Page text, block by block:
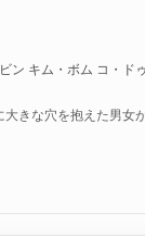
ン キム・ボム コ・ド
きな穴を抱えた男女